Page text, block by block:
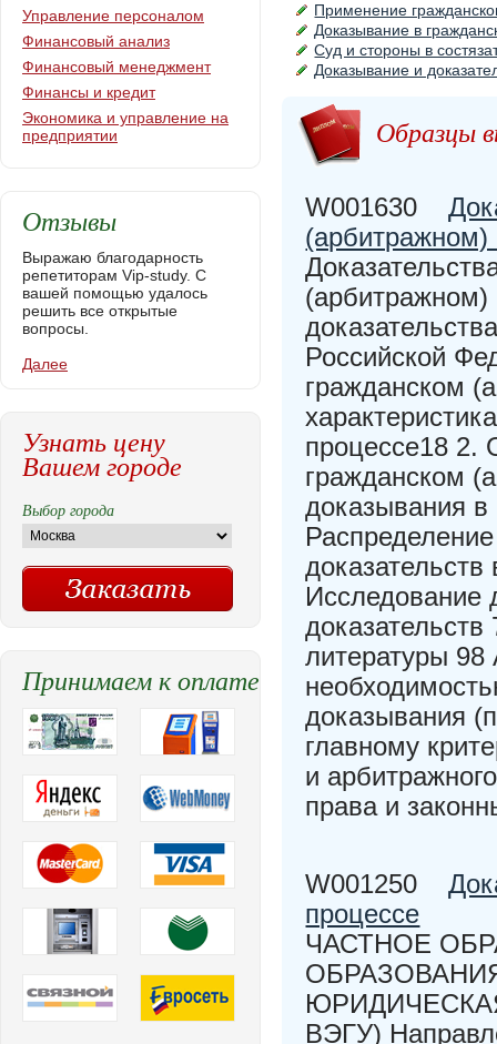
Применение
Доказывание в
Суд и стороны в
Доказывание и
Образцы
W001630
(арбитражном)
(арбитражном)
Российской
гражданском
процессе18 2.
гражданском
доказывания
Исследование
литературы 98
доказывания
главному
и
права и
W001250
процессе
ЧАСТНОЕ
ВЭГУ)
Управление персоналом
Финансовый анализ
Финансовый менеджмент
Финансы и кредит
Экономика и управление на
предприятии
Отзывы
Выражаю благодарность
репетиторам Vip-study. С
вашей помощью удалось
решить все открытые
вопросы.
Далее
Узнать цену
Вашем городе
Выбор города
Принимаем к оплате